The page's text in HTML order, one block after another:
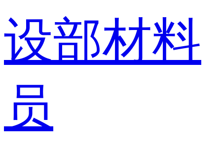
设部材料
员